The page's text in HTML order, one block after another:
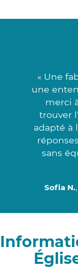
« Une
une
merci
trouver
adapté à
sans
Sofia N.